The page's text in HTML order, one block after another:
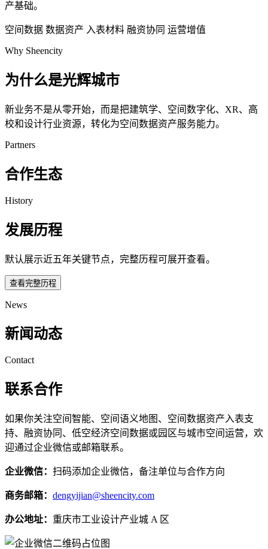
产基础。
空间数据 数据资产 入表材料 融资协同 运营增值
Why Sheencity
为什么是光辉城市
新业务不是从零开始，而是把建筑学、空间数字化、XR、高
校和设计行业资源，转化为空间数据资产服务能力。
Partners
合作生态
History
发展历程
默认展示近五年关键节点，完整历程可展开查看。
查看完整历程
News
新闻动态
Contact
联系合作
如果你关注空间智能、空间语义地图、空间数据资产入表支
持、融资协同、低空经济空间数据或园区与城市空间运营，欢
迎通过企业微信或邮箱联系。
企业微信： 扫码添加企业微信，备注单位与合作方向
商务邮箱： dengyijian@sheencity.com
办公地址： 重庆市工业设计产业城 A 区